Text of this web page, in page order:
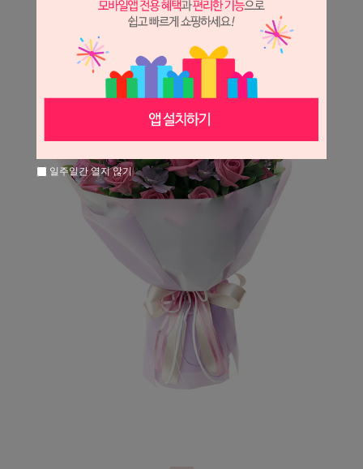
일주일간 열지 않기